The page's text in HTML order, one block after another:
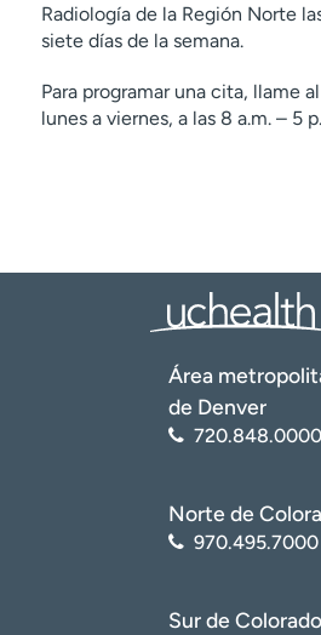
Radiología de la Región Norte
siete días de la semana.
Para programar una cita, llame al
lunes a viernes, a las 8 a.m. – 5
Área
de Denver
720.848.0000
Norte de
970.495.7000
Sur de Colorado